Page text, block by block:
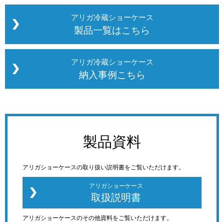
アリガ冷蔵ショーケース
製品一覧はこちら
アリガ冷蔵ショーケース
納入事例こちら
製品資料
アリガショーケースの取り扱い説明書をご覧いただけます。
アリガショーケース
取扱説明書
アリガショーケースのその他資料をご覧いただけます。